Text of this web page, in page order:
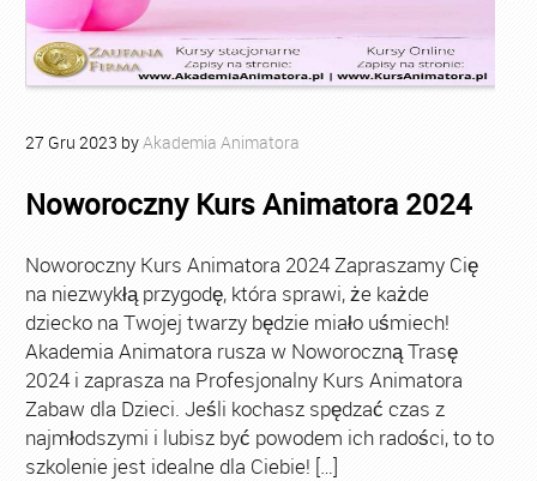
27 Gru 2023 byAkademia Animatora
Noworoczny Kurs Animatora 2024
Noworoczny Kurs Animatora 2024 Zapraszamy Cię
na niezwykłą przygodę, która sprawi, że każde
dziecko na Twojej twarzy będzie miało uśmiech!
Akademia Animatora rusza w Noworoczną Trasę
2024 i zaprasza na Profesjonalny Kurs Animatora
Zabaw dla Dzieci. Jeśli kochasz spędzać czas z
najmłodszymi i lubisz być powodem ich radości, to to
szkolenie jest idealne dla Ciebie! […]